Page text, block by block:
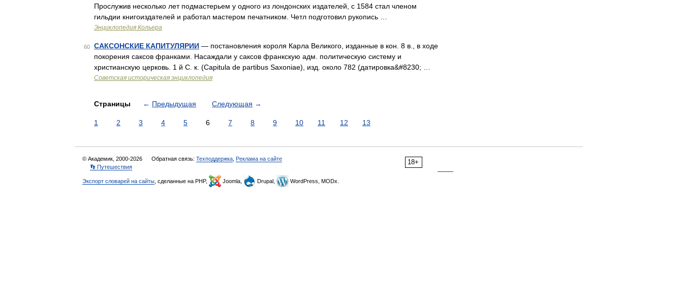
Прослужив несколько лет подмастерьем у одного из лондонских издателей, с 1584 стал членом
гильдии книгоиздателей и работал мастером печатником. Четл подготовил рукопись …
Энциклопедия Кольера
60 САКСОНСКИЕ КАПИТУЛЯРИИ — постановления короля Карла Великого, изданные в кон. 8 в., в ходе
покорения саксов франками. Насаждали у саксов франкскую адм. политическую систему и
христианскую церковь. 1 й С. к. (Capitula de partibus Saxoniae), изд. около 782 (датировка&#8230; …
Советская историческая энциклопедия
Страницы ← Предыдущая Следующая →
1 2 3 4 5 6 7 8 9 10 11 12 13
18+
© Академик, 2000-2026 Обратная связь: Техподдержка Реклама на сайте
👣 Путешествия
Экспорт словарей на сайты , сделанные на PHP, Joomla, Drupal, WordPress, MODx.